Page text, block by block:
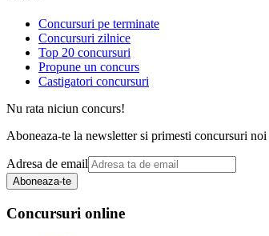
Concursuri pe terminate
Concursuri zilnice
Top 20 concursuri
Propune un concurs
Castigatori concursuri
Nu rata niciun concurs!
Aboneaza-te la newsletter si primesti concursuri noi
Adresa de email
Aboneaza-te
Concursuri online